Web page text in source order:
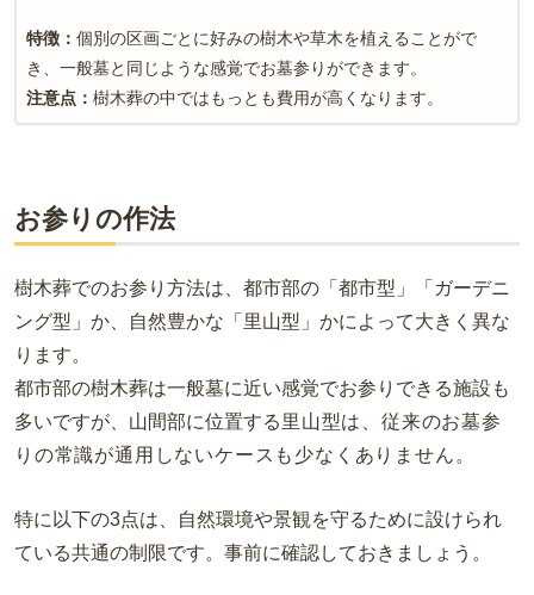
特徴： 個別の区画ごとに好みの樹木や草木を植えることがで
き、一般墓と同じような感覚でお墓参りができます。
注意点： 樹木葬の中ではもっとも費用が高くなります。
お参りの作法
樹木葬でのお参り方法は、都市部の「都市型」「ガーデニ
ング型」か、自然豊かな「里山型」かによって大きく異な
ります。
都市部の樹木葬は一般墓に近い感覚でお参りできる施設も
多いですが、山間部に位置する里山型は
、従来のお墓参
りの常識が通用しないケースも少なくありません。
特に以下の3点は、自然環境や景観を守るために設けられ
ている共通の制限です。事前に確認しておきましょう。